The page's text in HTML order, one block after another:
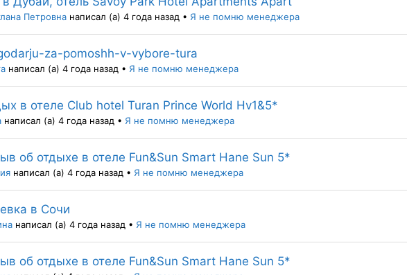
Петровна написал (а) 4 года назад • Я не помню менеджера
za-pomoshh-v-vybore-tura
написал (а) 4 года назад • Я не помню менеджера
в отеле Club hotel Turan Prince World Hv1&5*
написал (а) 4 года назад • Я не помню менеджера
об отдыхе в отеле Fun&Sun Smart Hane Sun 5*
написал (а) 4 года назад • Я не помню менеджера
в Сочи
написал (а) 4 года назад • Я не помню менеджера
об отдыхе в отеле Fun&Sun Smart Hane Sun 5*